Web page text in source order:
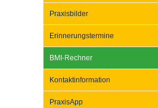
Praxisbilder
Erinnerungstermine
BMI-Rechner
Kontaktinformation
PraxisApp